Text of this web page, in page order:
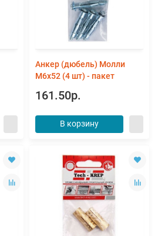
Анкер (дюбель) Молли
М6х52 (4 шт) - пакет
161.50р.
В корзину